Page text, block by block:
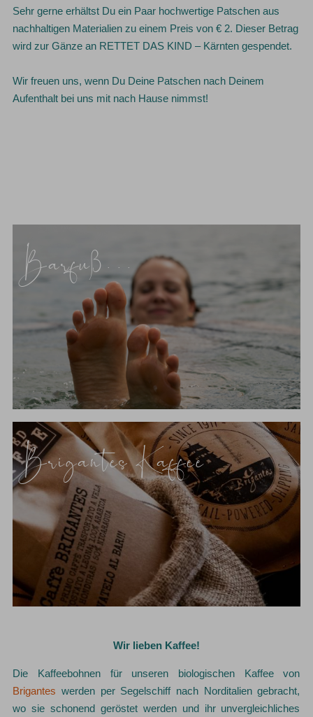
Sehr gerne erhältst Du ein Paar hochwertige Patschen aus
nachhaltigen Materialien zu einem Preis von € 2. Dieser Betrag
wird zur Gänze an RETTET DAS KIND – Kärnten gespendet.
Wir freuen uns, wenn Du Deine Patschen nach Deinem
Aufenthalt bei uns mit nach Hause nimmst!
Barfuß...
Brigantes Kaffee
Wir lieben Kaffee!
Die Kaffeebohnen für unseren biologischen Kaffee von
Brigantes werden per Segelschiff nach Norditalien gebracht,
wo sie schonend geröstet werden und ihr unvergleichliches